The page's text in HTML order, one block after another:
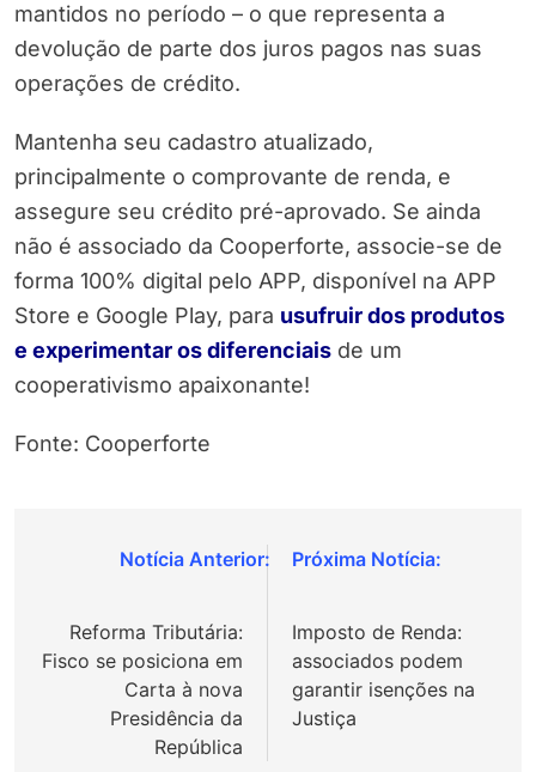
mantidos no período – o que representa a
devolução de parte dos juros pagos nas suas
operações de crédito.
Mantenha seu cadastro atualizado,
principalmente o comprovante de renda, e
assegure seu crédito pré-aprovado. Se ainda
não é associado da Cooperforte, associe-se de
forma 100% digital pelo APP, disponível na APP
Store e Google Play, para usufruir dos produtos
e experimentar os diferenciais de um
cooperativismo apaixonante!
Fonte: Cooperforte
Navegação
Post
Reforma Tributária:
Fisco se posiciona em
Carta à nova
Presidência da
República
Imposto de Renda:
associados podem
garantir isenções na
Justiça